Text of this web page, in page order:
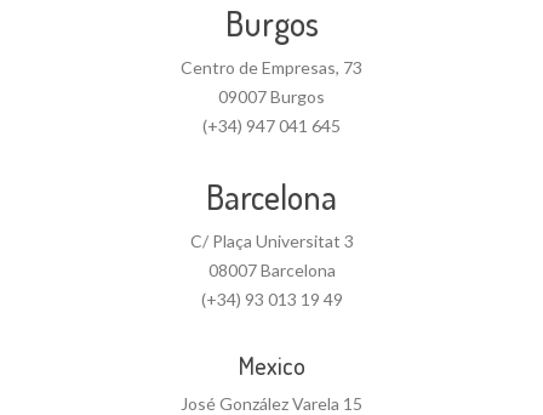
Burgos
Centro de Empresas, 73
09007 Burgos
(+34) 947 041 645
Barcelona
C/ Plaça Universitat 3
08007 Barcelona
(+34) 93 013 19 49
Mexico
José González Varela 15